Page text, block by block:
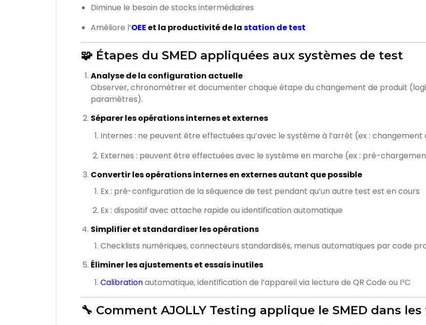
Diminue le besoin de stocks intermédiaires
Améliore l’OEE et la productivité de lastation de test
🧩 Étapes du SMED appliquées aux systèmes de test
Analyse de la configuration actuelle
Observer, chronométrer et documenter chaque étape du changement de produit
paramètres).
Séparer les opérations internes et externes
Internes : ne peuvent être effectuées qu’avec le système à l’arrêt (ex : changement
Externes : peuvent être effectuées avec le système en marche (ex : pré-
Convertir les opérations internes en externes autant que possible
Ex : pré-configuration de la séquence de test pendant qu’un autre test est en cours
Ex : dispositif avec attache rapide ou identification automatique
Simplifier et standardiser les opérations
Checklists numériques, connecteurs standardisés, menus automatiques par code
Éliminer les ajustements et essais inutiles
Calibrationautomatique, identification de l’appareil via lecture de QR Code ou I²C
🔧 Comment AJOLLY Testing applique le SMED dans